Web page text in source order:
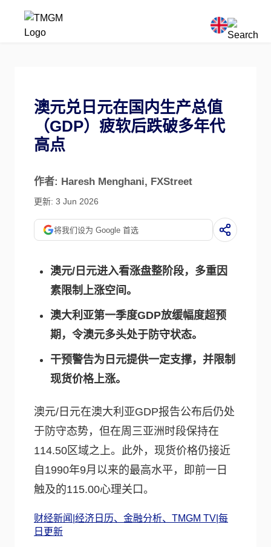
澳元兑日元在国内生产总值
（GDP）疲软后跌破多年代
高点
作者: Haresh Menghani, FXStreet
更新: 3 Jun 2026
将我们设为 Google 首选
澳元/日元进入看涨盘整阶段，多重因
素限制上涨空间。
澳大利亚第一季度GDP放缓幅度超预
期，令澳元多头处于防守状态。
干预警告为日元提供一定支撑，并限制
现货价格上涨。
澳元/日元在澳大利亚GDP报告公布后仍处
于防守态势，但在周三亚洲时段保持在
114.50区域之上。此外，现货价格仍接近
自1990年9月以来的最高水平，即前一日
触及的115.00心理关口。
财经新闻|经济日历、金融分析、TMGM TV|每
日更新